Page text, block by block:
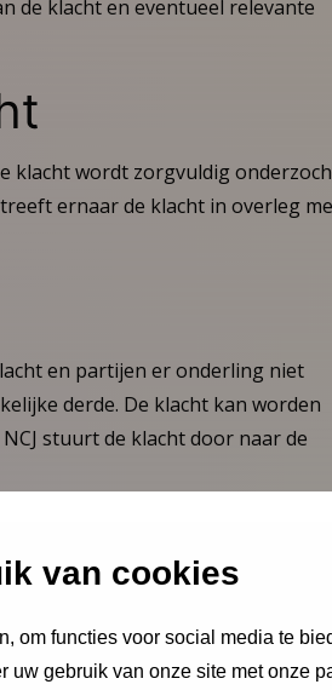
van cookies
om functies voor social media te
uw gebruik van onze site met onze
de klacht en eventueel relevante
klacht wordt zorgvuldig
ernaar de klacht in overleg
en partijen er onderling niet
derde. De klacht kan worden
stuurt de klacht door naar de
derde brengt een gemotiveerd